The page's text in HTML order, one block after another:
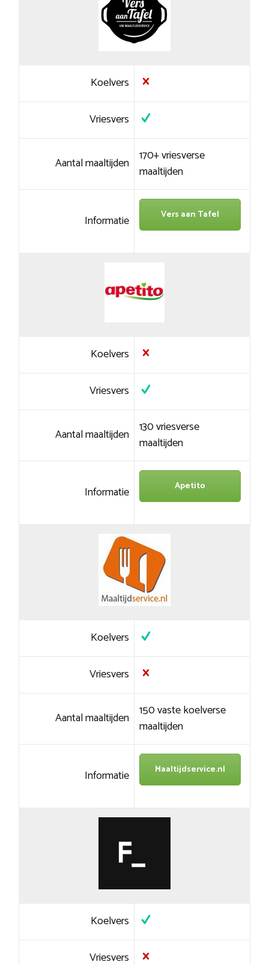
Koelvers
Vriesvers
Aantal maaltijden 170+ vriesverse
maaltijden
Informatie Vers aan Tafel
Koelvers
Vriesvers
Aantal maaltijden 130 vriesverse
maaltijden
Informatie Apetito
Koelvers
Vriesvers
Aantal maaltijden 150 vaste koelverse
maaltijden
Informatie Maaltijdservice.nl
Koelvers
Vriesvers